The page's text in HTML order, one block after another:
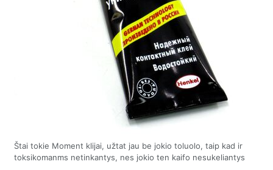
Štai tokie Moment klijai, užtat jau be jokio toluolo, taip kad ir
toksikomanms netinkantys, nes jokio ten kaifo nesukeliantys